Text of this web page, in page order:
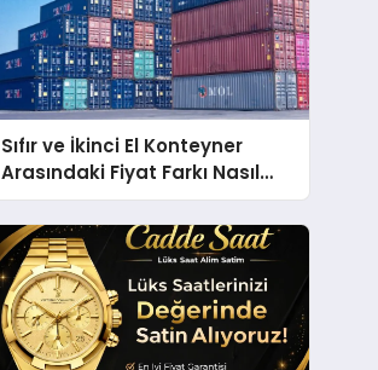
Sıfır ve İkinci El Konteyner
Arasındaki Fiyat Farkı Nasıl
Oluşur?